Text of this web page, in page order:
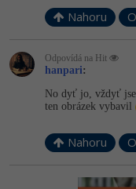
Nahoru
Odpovídá na Hit
hanpari:
No dyť jo, vždyť
ten obrázek vybavil
Nahoru